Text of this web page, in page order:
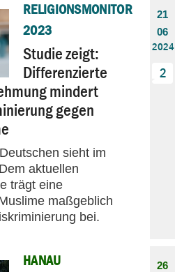
RELIGIONSMONITOR
2023
Studie zeigt:
Differenzierte
mindert
gegen
sieht im
aktuellen
trägt eine
maßgeblich
bei.
21
06
2024
2
HANAU
26